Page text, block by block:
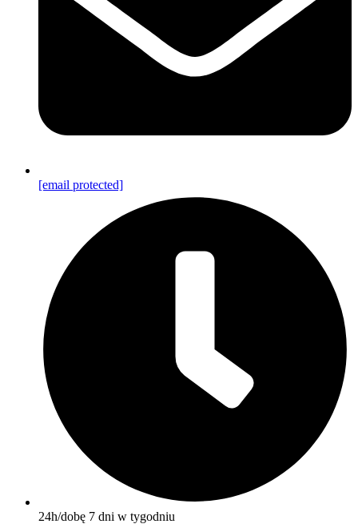
[email protected]
24h/dobę 7 dni w tygodniu